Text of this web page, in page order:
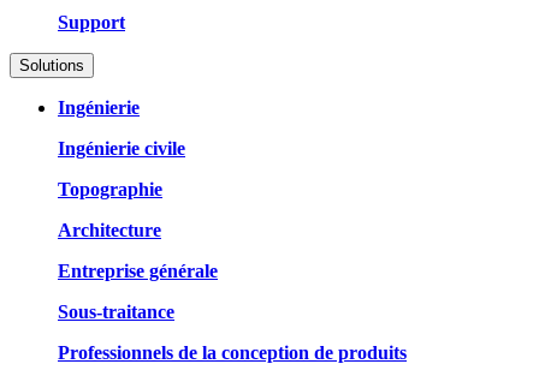
Support
Solutions
Ingénierie
Ingénierie civile
Topographie
Architecture
Entreprise générale
Sous-traitance
Professionnels de la conception de produits